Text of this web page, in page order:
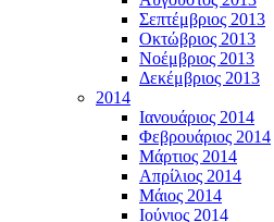
Σεπτέμβριος 2013
Οκτώβριος 2013
Νοέμβριος 2013
Δεκέμβριος 2013
2014
Ιανουάριος 2014
Φεβρουάριος 2014
Μάρτιος 2014
Απρίλιος 2014
Μάιος 2014
Ιούνιος 2014